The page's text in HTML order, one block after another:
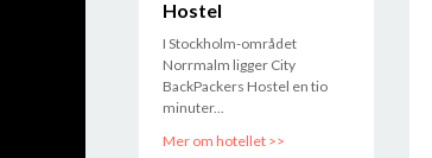
Hostel
I Stockholm-området
Norrmalm ligger City
BackPackers Hostel en tio
minuter...
Mer om hotellet >>